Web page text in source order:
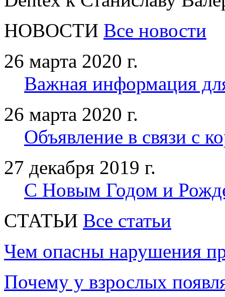
НОВОСТИ Все новости
26 марта 2020 г.
Важная информация
26 марта 2020 г.
Объявление в связи с
27 декабря 2019 г.
С Новым Годом и
CТАТЬИ Все статьи
Чем опасны нарушения
Почему у взрослых